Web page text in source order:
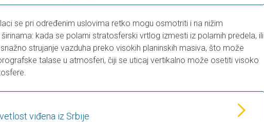
se pri određenim uslovima retko mogu osmotriti i na nižim
kada se polarni stratosferski vrtlog izmesti iz polarnih predela, ili
strujanje vazduha preko visokih planinskih masiva, što može
talase u atmosferi, čiji se uticaj vertikalno može osetiti visoko
viđena iz Srbije